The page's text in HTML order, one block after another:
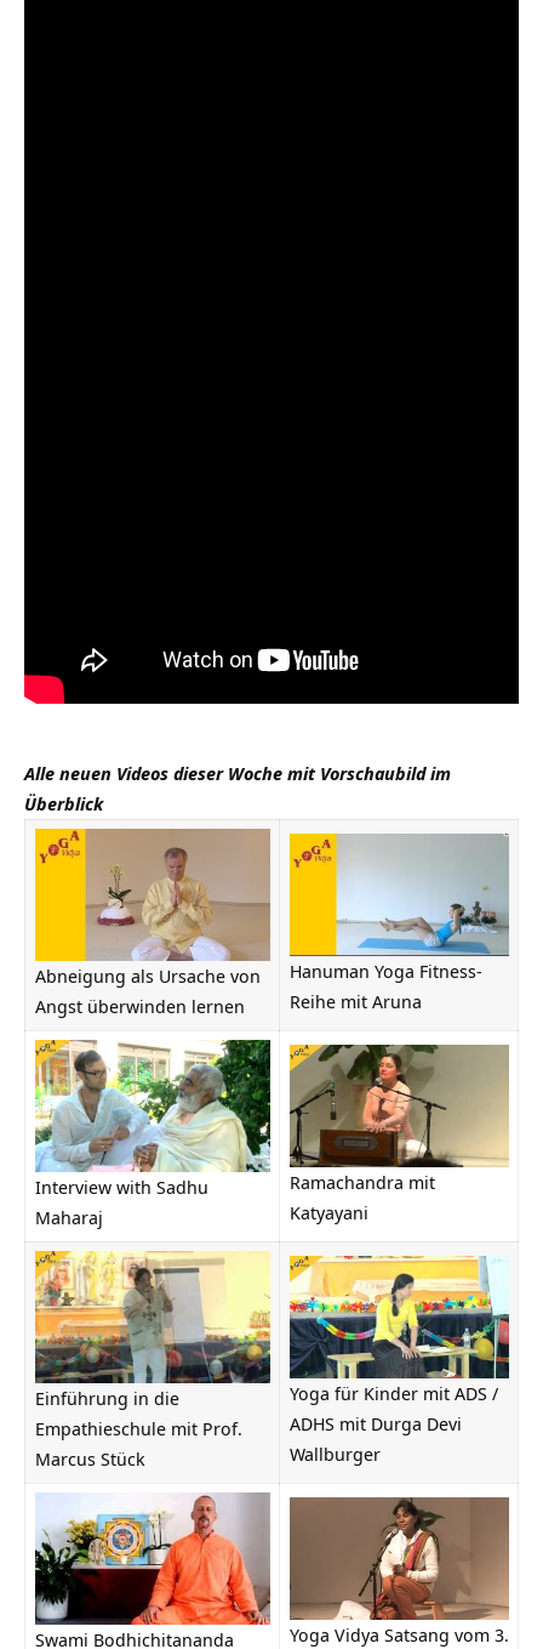
Alle neuen Videos dieser Woche mit Vorschaubild im
Überblick
Abneigung als Ursache von
Angst überwinden lernen
Hanuman Yoga Fitness-
Reihe mit Aruna
Interview with Sadhu
Maharaj
Ramachandra mit
Katyayani
Einführung in die
Empathieschule mit Prof.
Marcus Stück
Yoga für Kinder mit ADS /
ADHS mit Durga Devi
Wallburger
Swami Bodhichitananda Yoga Vidya Satsang vom 3.